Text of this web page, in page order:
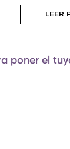
LEER
poner el